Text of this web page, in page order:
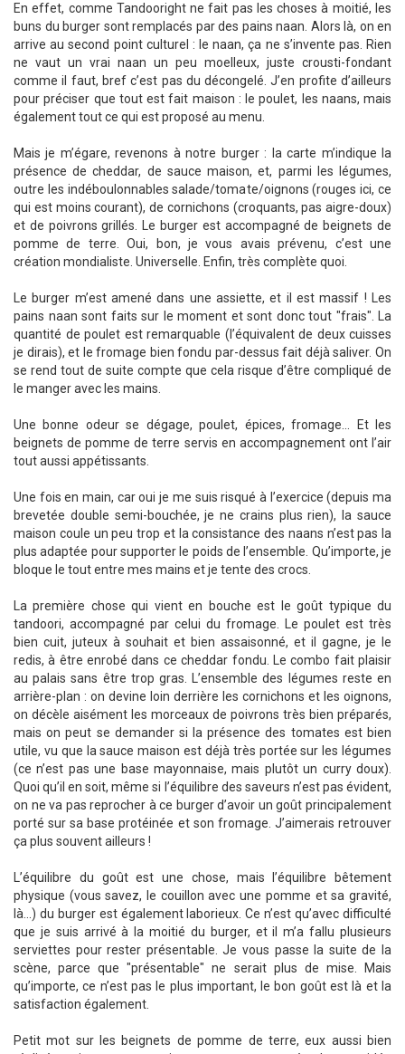
En effet, comme Tandooright ne fait pas les choses à moitié, les
buns du burger sont remplacés par des pains naan. Alors là, on en
arrive au second point culturel : le naan, ça ne s’invente pas. Rien
ne vaut un vrai naan un peu moelleux, juste crousti-fondant
comme il faut, bref c’est pas du décongelé. J’en profite d’ailleurs
pour préciser que tout est fait maison : le poulet, les naans, mais
également tout ce qui est proposé au menu.
Mais je m’égare, revenons à notre burger : la carte m’indique la
présence de cheddar, de sauce maison, et, parmi les légumes,
outre les indéboulonnables salade/tomate/oignons (rouges ici, ce
qui est moins courant), de cornichons (croquants, pas aigre-doux)
et de poivrons grillés. Le burger est accompagné de beignets de
pomme de terre. Oui, bon, je vous avais prévenu, c’est une
création mondialiste. Universelle. Enfin, très complète quoi.
Le burger m’est amené dans une assiette, et il est massif ! Les
pains naan sont faits sur le moment et sont donc tout "frais". La
quantité de poulet est remarquable (l’équivalent de deux cuisses
je dirais), et le fromage bien fondu par-dessus fait déjà saliver. On
se rend tout de suite compte que cela risque d’être compliqué de
le manger avec les mains.
Une bonne odeur se dégage, poulet, épices, fromage... Et les
beignets de pomme de terre servis en accompagnement ont l’air
tout aussi appétissants.
Une fois en main, car oui je me suis risqué à l’exercice (depuis ma
brevetée double semi-bouchée, je ne crains plus rien), la sauce
maison coule un peu trop et la consistance des naans n’est pas la
plus adaptée pour supporter le poids de l’ensemble. Qu’importe, je
bloque le tout entre mes mains et je tente des crocs.
La première chose qui vient en bouche est le goût typique du
tandoori, accompagné par celui du fromage. Le poulet est très
bien cuit, juteux à souhait et bien assaisonné, et il gagne, je le
redis, à être enrobé dans ce cheddar fondu. Le combo fait plaisir
au palais sans être trop gras. L’ensemble des légumes reste en
arrière-plan : on devine loin derrière les cornichons et les oignons,
on décèle aisément les morceaux de poivrons très bien préparés,
mais on peut se demander si la présence des tomates est bien
utile, vu que la sauce maison est déjà très portée sur les légumes
(ce n’est pas une base mayonnaise, mais plutôt un curry doux).
Quoi qu’il en soit, même si l’équilibre des saveurs n’est pas évident,
on ne va pas reprocher à ce burger d’avoir un goût principalement
porté sur sa base protéinée et son fromage. J’aimerais retrouver
ça plus souvent ailleurs !
L’équilibre du goût est une chose, mais l’équilibre bêtement
physique (vous savez, le couillon avec une pomme et sa gravité,
là...) du burger est également laborieux. Ce n’est qu’avec difficulté
que je suis arrivé à la moitié du burger, et il m’a fallu plusieurs
serviettes pour rester présentable. Je vous passe la suite de la
scène, parce que "présentable" ne serait plus de mise. Mais
qu’importe, ce n’est pas le plus important, le bon goût est là et la
satisfaction également.
Petit mot sur les beignets de pomme de terre, eux aussi bien